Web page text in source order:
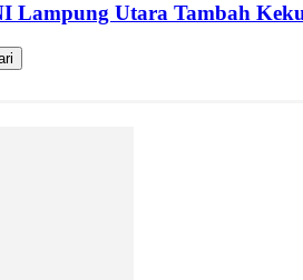
Lampung Utara Tambah